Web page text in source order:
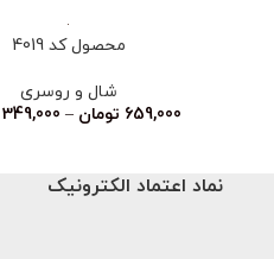
محصول کد 4019
شال و روسری
659,000 تومان –
349,000
نماد اعتماد الکترونیک